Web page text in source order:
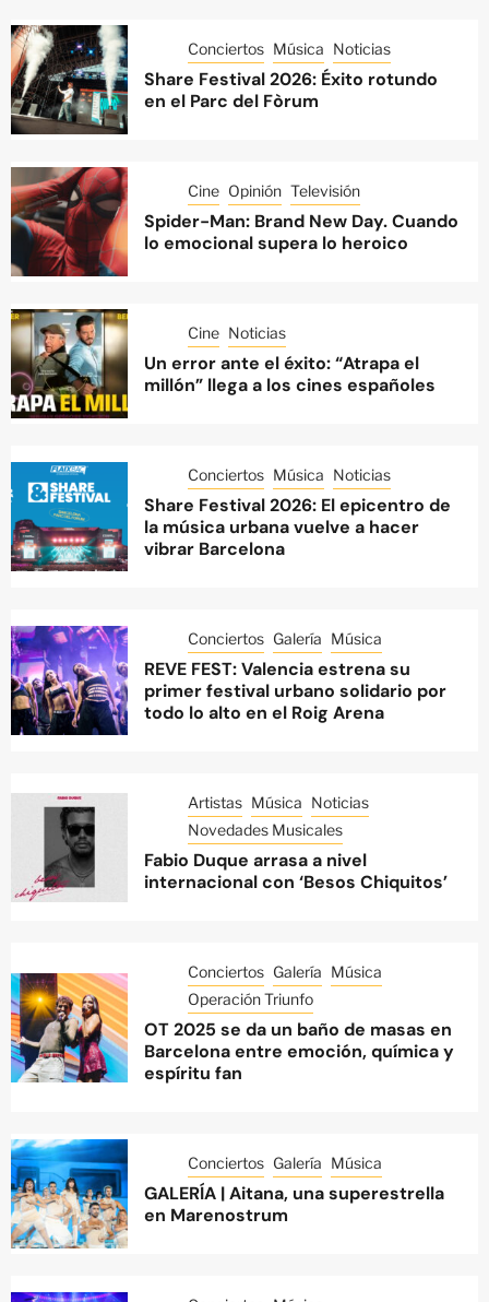
Conciertos Música Noticias
Share Festival 2026: Éxito rotundo
en el Parc del Fòrum
Cine Opinión Televisión
Spider-Man: Brand New Day. Cuando
lo emocional supera lo heroico
Cine Noticias
Un error ante el éxito: “Atrapa el
millón” llega a los cines españoles
Conciertos Música Noticias
Share Festival 2026: El epicentro de
la música urbana vuelve a hacer
vibrar Barcelona
Conciertos Galería Música
REVE FEST: Valencia estrena su
primer festival urbano solidario por
todo lo alto en el Roig Arena
Artistas Música Noticias
Novedades Musicales
Fabio Duque arrasa a nivel
internacional con ‘Besos Chiquitos’
Conciertos Galería Música
Operación Triunfo
OT 2025 se da un baño de masas en
Barcelona entre emoción, química y
espíritu fan
Conciertos Galería Música
GALERÍA | Aitana, una superestrella
en Marenostrum